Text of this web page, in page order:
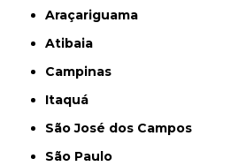
Araçariguama
Atibaia
Campinas
Itaquá
São José dos Campos
São Paulo